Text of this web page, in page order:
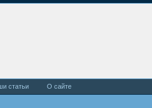
статьи О сайте